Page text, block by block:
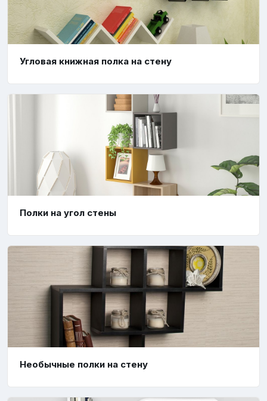
Угловая книжная полка на стену
Полки на угол стены
Необычные полки на стену